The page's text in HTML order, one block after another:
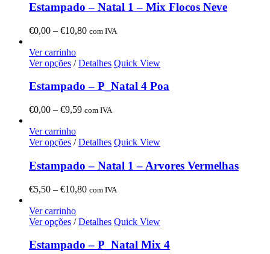
Estampado – Natal 1 – Mix Flocos Neve
€0,00 – €10,80Price
through
com IVA
Ver carrinho
Ver opções / Detalhes Quick View
Estampado – P_Natal 4 Poa
€0,00 – €9,59Price
through
com IVA
Ver carrinho
Ver opções / Detalhes Quick View
Estampado – Natal 1 – Arvores Vermelhas
€5,50 – €10,80Price
through
com IVA
Ver carrinho
Ver opções / Detalhes Quick View
Estampado – P_Natal Mix 4